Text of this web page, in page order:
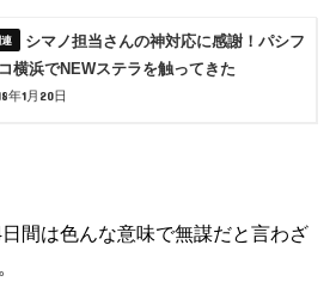
シマノ担当さんの神対応に感謝！パシフ
横浜でNEWステラを触ってきた
年1月20日
間は色んな意味で無謀だと言わざ